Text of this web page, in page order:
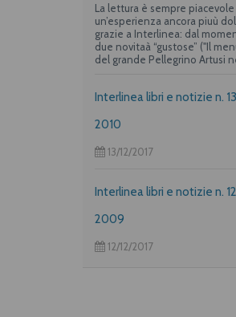
La lettura è sempre
un’esperienza ancora piuù
grazie a Interlinea: dal
due novitaà “gustose” ("Il
del grande Pellegrino Artusi
per l’infanzia, Guido Quarzo e
per i suoi lettori piuù golosi.
Interlinea libri e notizie n.
2010
13/12/2017
Interlinea libri e notizie n.
2009
12/12/2017